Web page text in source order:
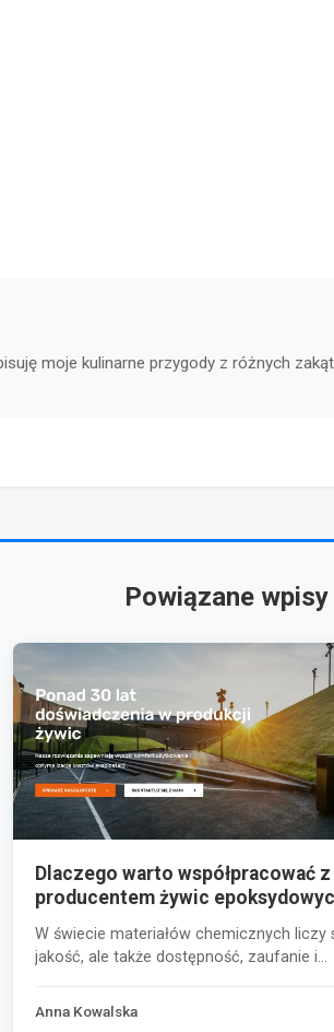
moje kulinarne przygody z różnych
Powiązane wpisy
Dlaczego warto współpracować
producentem żywic
W świecie materiałów chemicznych liczy
jakość, ale także dostępność, zaufanie i...
Anna Kowalska